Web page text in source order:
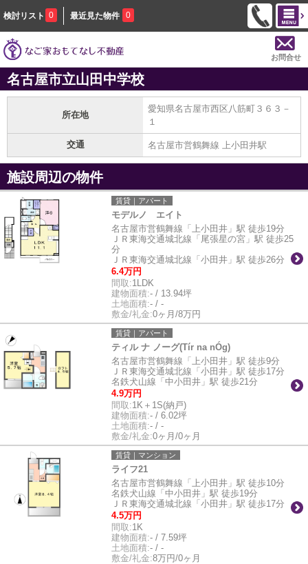
検討リスト 0 最近見た物件 0
お問合せ
名古屋市立山田中学校
所在地
愛知県名古屋市西区八筋町３６３－
１
交通 名古屋市営鶴舞線 上小田井駅
施設周辺の物件
賃貸｜アパート
モデルノ エイト
名古屋市営鶴舞線「上小田井」駅 徒歩19分
ＪＲ東海交通城北線「尾張星の宮」駅 徒歩25
分
ＪＲ東海交通城北線「小田井」駅 徒歩26分
6.4万円
間取:1LDK
建物面積:- / 13.94坪
土地面積:- / -
敷金/礼金:0ヶ月/8万円
賃貸｜アパート
ティル ナ ノーグ(Tír na nÓg)
名古屋市営鶴舞線「上小田井」駅 徒歩9分
ＪＲ東海交通城北線「小田井」駅 徒歩17分
名鉄犬山線「中小田井」駅 徒歩21分
4.9万円
間取:1K＋1S(納戸)
建物面積:- / 6.02坪
土地面積:- / -
敷金/礼金:0ヶ月/0ヶ月
賃貸｜マンション
ライフ21
名古屋市営鶴舞線「上小田井」駅 徒歩10分
名鉄犬山線「中小田井」駅 徒歩19分
ＪＲ東海交通城北線「小田井」駅 徒歩17分
4.5万円
間取:1K
建物面積:- / 7.59坪
土地面積:- / -
敷金/礼金:8万円/0ヶ月